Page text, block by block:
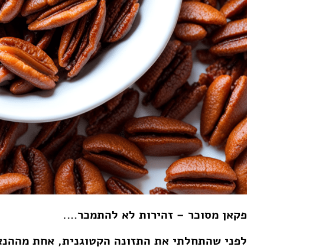
פקאן מסוכר – זהירות לא להתמכר….
לפני שהתחלתי את התזונה הקטוגנית, אחת